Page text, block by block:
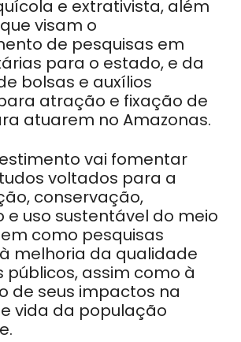
e extrativista, além
visam o
de pesquisas em
para o estado, e da
bolsas e auxílios
atração e fixação de
atuarem no Amazonas.
vai fomentar
voltados para a
conservação,
e uso sustentável do meio
como pesquisas
melhoria da qualidade
públicos, assim como à
de seus impactos na
vida da população